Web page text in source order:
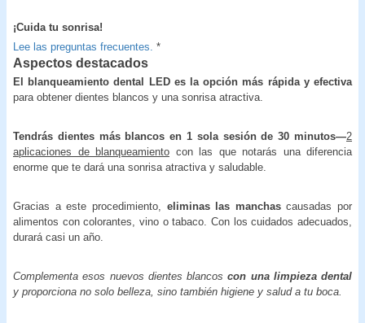
¡Cuida tu sonrisa!
Lee las preguntas frecuentes. *
Aspectos destacados
El blanqueamiento dental LED es la opción más rápida y efectiva
para obtener dientes blancos y una sonrisa atractiva.
Tendrás dientes más blancos en 1 sola sesión de 30 minutos—2
aplicaciones de blanqueamiento con las que notarás una diferencia
enorme que te dará una sonrisa atractiva y saludable.
Gracias a este procedimiento, eliminas las manchascausadas por
alimentos con colorantes, vino o tabaco. Con los cuidados adecuados,
durará casi un año.
Complementa esos nuevos dientes blancoscon una limpieza dental
y proporciona no solo belleza, sino también higiene y salud a tu boca.